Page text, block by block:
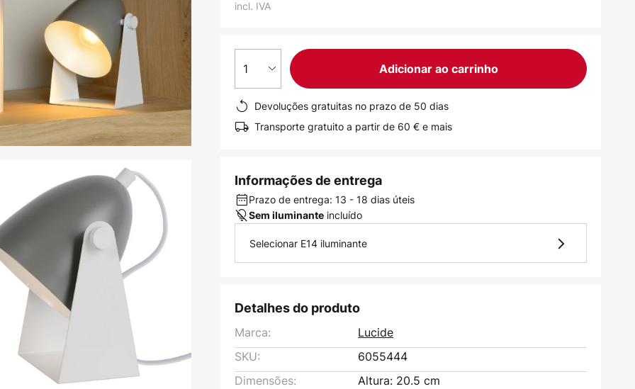
incl. IVA
1 Adicionar ao carrinho
Devoluções gratuitas no prazo de 50 dias
Transporte gratuito a partir de 60 € e mais
Informações de entrega
Prazo de entrega: 13 - 18 dias úteis
Sem iluminante incluído
Selecionar E14 iluminante
Detalhes do produto
Marca:
Lucide
SKU:
6055444
Dimensões:
Altura: 20.5 cm